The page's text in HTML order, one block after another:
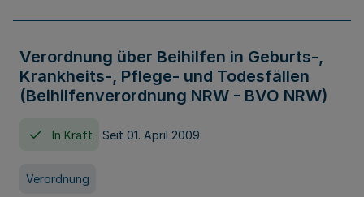
Verordnung über Beihilfen in Geburts-,
Krankheits-, Pflege- und Todesfällen
(Beihilfenverordnung NRW - BVO NRW)
In Kraft Seit 01. April 2009
Verordnung